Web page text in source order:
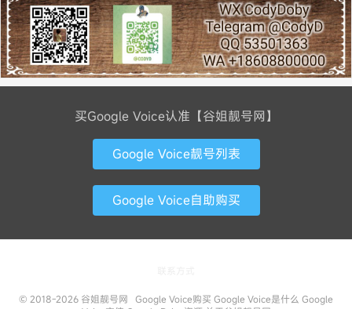
买Google Voice认准【谷姐靓号网】
Google Voice靓号列表
Google Voice自助购买
© 2018-2026 谷姐靓号网 Google Voice购买 Google Voice是什么 Google